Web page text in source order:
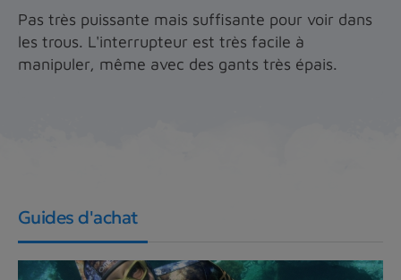
Pas très puissante mais suffisante pour voir dans
les trous. L'interrupteur est très facile à
manipuler, même avec des gants très épais.
Guides d'achat